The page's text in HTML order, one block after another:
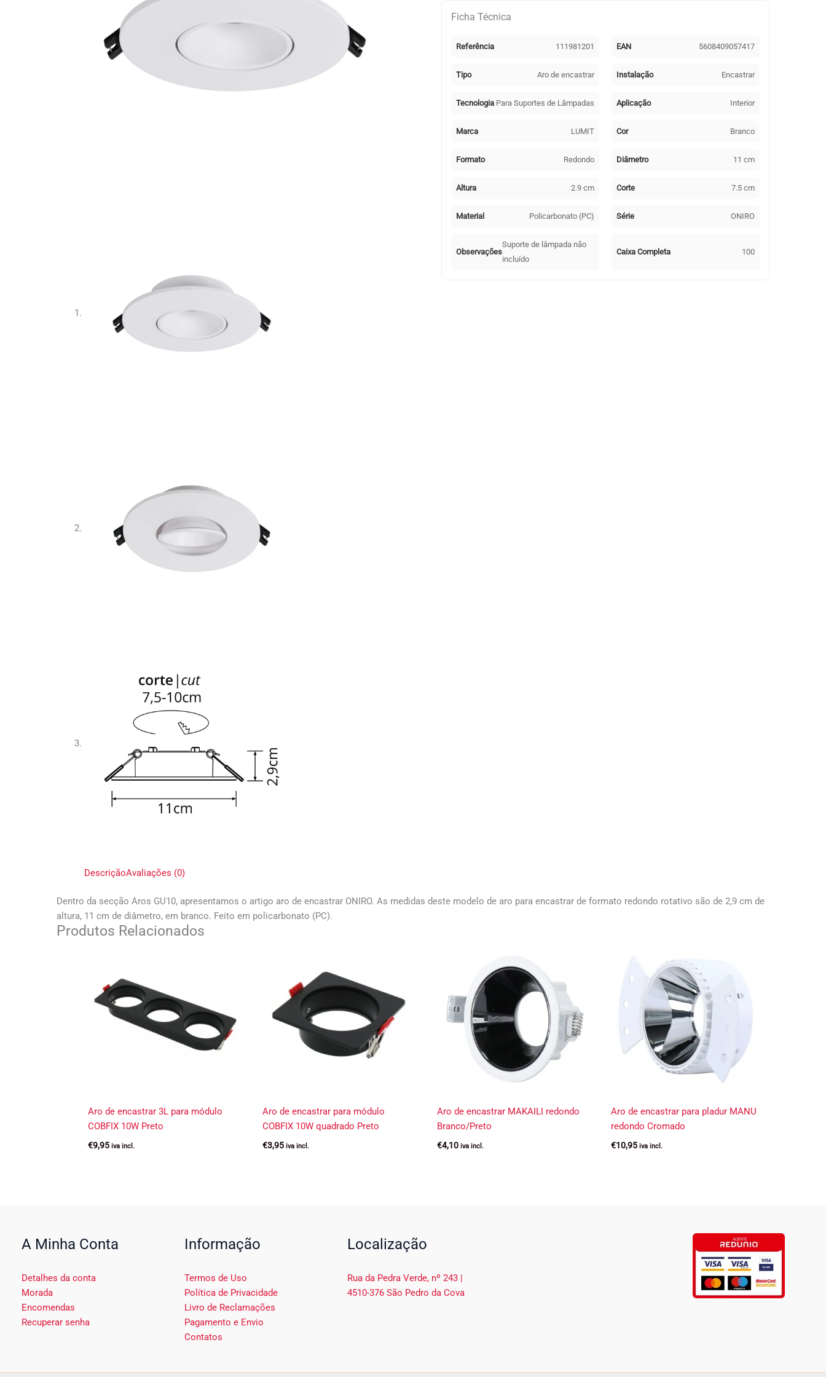
ONIRO
Alt.2,9xD.11cm
(PC)
Ficha Técnica
Referência 111981201 EAN 5608409057417
Tipo Aro de encastrar Instalação Encastrar
Tecnologia Para Suportes de Lâmpadas Aplicação Interior
Marca LUMIT Cor Branco
Formato Redondo Diâmetro 11 cm
Altura 2.9 cm Corte 7.5 cm
Material Policarbonato (PC) Série ONIRO
Observações
Suporte de lâmpada não
incluído
Caixa Completa 100
DescriçãoAvaliações (0)
Dentro da secção Aros GU10, apresentamos o artigo aro de encastrar ONIRO. As medidas deste modelo de aro para encastrar de formato redondo rotativo são de 2,9 cm de
altura, 11 cm de diâmetro, em branco. Feito em policarbonato (PC).
Produtos Relacionados
Aro de encastrar 3L para módulo
COBFIX 10W Preto
€9,95 iva incl.
Aro de encastrar para módulo
COBFIX 10W quadrado Preto
€3,95 iva incl.
Aro de encastrar MAKAILI redondo
Branco/Preto
€4,10 iva incl.
Aro de encastrar para pladur MANU
redondo Cromado
€10,95 iva incl.
A Minha Conta
Detalhes da conta
Morada
Encomendas
Recuperar senha
Informação
Termos de Uso
Política de Privacidade
Livro de Reclamações
Pagamento e Envio
Contatos
Localização
Rua da Pedra Verde, nº 243 |
4510-376 São Pedro da Cova